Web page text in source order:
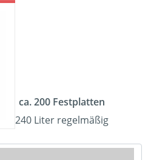
ca. 200 Festplatten
240 Liter regelmäßig